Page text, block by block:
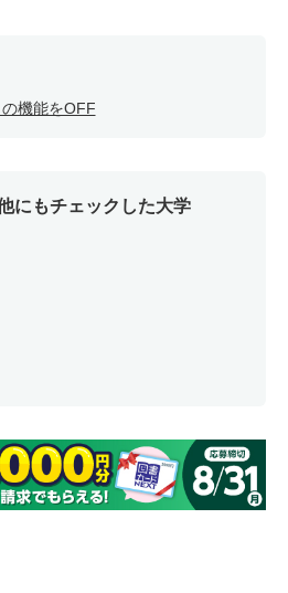
の機能をOFF
にもチェックした大学